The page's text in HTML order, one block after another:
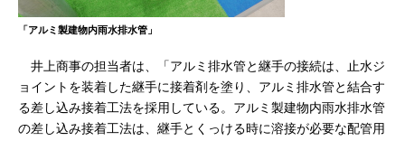
「アルミ製建物内雨水排水管」
井上商事の担当者は、「アルミ排水管と継手の接続は、止水ジ
ョイントを装着した継手に接着剤を塗り、アルミ排水管と結合す
る差し込み接着工法を採用している。アルミ製建物内雨水排水管
の差し込み接着工法は、継手とくっける時に溶接が必要な配管用